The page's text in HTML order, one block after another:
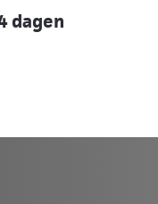
dagen